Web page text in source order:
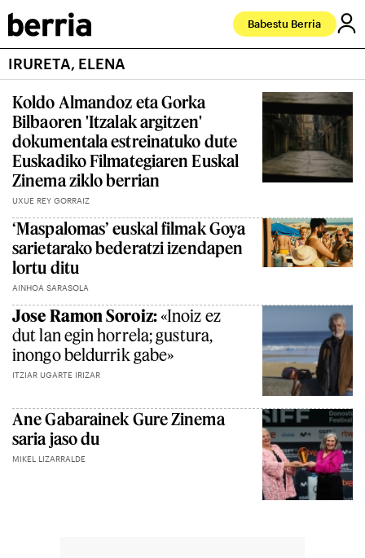
Babestu Berria
IRURETA, ELENA
Koldo Almandoz eta Gorka
Bilbaoren 'Itzalak argitzen'
dokumentala estreinatuko dute
Euskadiko Filmategiaren Euskal
Zinema ziklo berrian
UXUE REY GORRAIZ
‘Maspalomas’ euskal filmak Goya
sarietarako bederatzi izendapen
lortu ditu
AINHOA SARASOLA
Jose Ramon Soroiz:«Inoiz ez
dut lan egin horrela; gustura,
inongo beldurrik gabe»
ITZIAR UGARTE IRIZAR
Ane Gabarainek Gure Zinema
saria jaso du
MIKEL LIZARRALDE